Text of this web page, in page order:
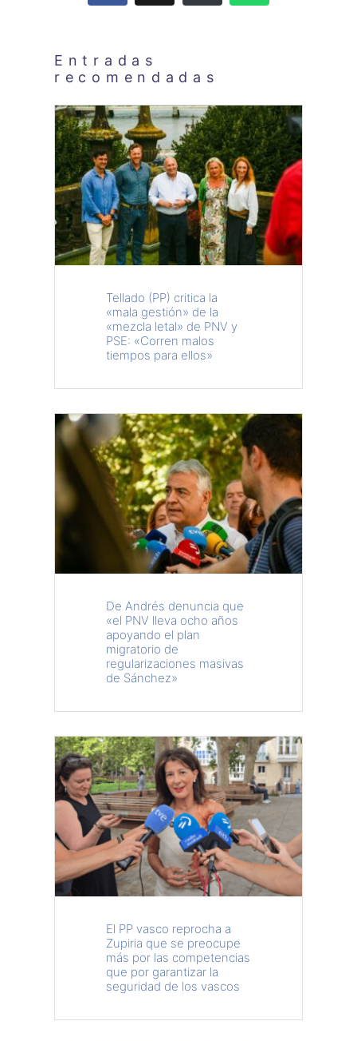
Entradas
recomendadas
Tellado (PP) critica la
«mala gestión» de la
«mezcla letal» de PNV y
PSE: «Corren malos
tiempos para ellos»
De Andrés denuncia que
«el PNV lleva ocho años
apoyando el plan
migratorio de
regularizaciones masivas
de Sánchez»
El PP vasco reprocha a
Zupiria que se preocupe
más por las competencias
que por garantizar la
seguridad de los vascos